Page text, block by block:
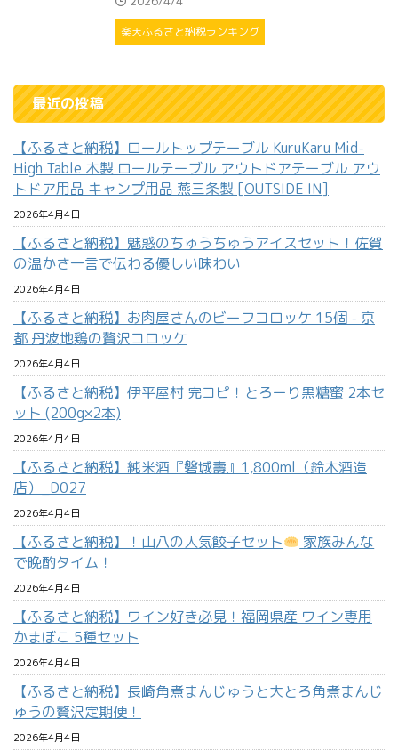
楽天ふるさと納税ランキング
最近の投稿
【ふるさと納税】ロールトップテーブル KuruKaru Mid-
High Table 木製 ロールテーブル アウトドアテーブル アウ
トドア用品 キャンプ用品 燕三条製 [OUTSIDE IN]
2026年4月4日
【ふるさと納税】魅惑のちゅうちゅうアイスセット！佐賀
の温かさ一言で伝わる優しい味わい
2026年4月4日
【ふるさと納税】お肉屋さんのビーフコロッケ 15個 - 京
都 丹波地鶏の贅沢コロッケ
2026年4月4日
【ふるさと納税】伊平屋村 完コピ！とろーり黒糖蜜 2本セ
ット (200g×2本)
2026年4月4日
【ふるさと納税】純米酒『磐城壽』1,800ml（鈴木酒造
店）_D027
2026年4月4日
【ふるさと納税】！山八の人気餃子セット
家族みんな
で晩酌タイム！
2026年4月4日
【ふるさと納税】ワイン好き必見！福岡県産 ワイン専用
かまぼこ 5種セット
2026年4月4日
【ふるさと納税】長崎角煮まんじゅうと大とろ角煮まんじ
ゅうの贅沢定期便！
2026年4月4日